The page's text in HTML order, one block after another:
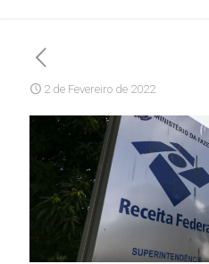
2 de Fevereiro de 2022